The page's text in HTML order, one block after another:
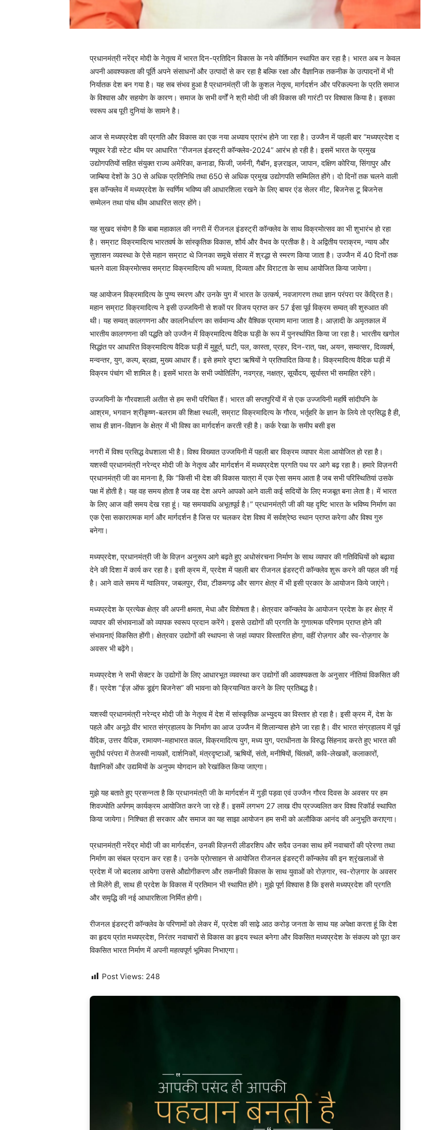
प्रधानमंत्री नरेंद्र मोदी के नेतृत्व में भारत दिन-प्रतिदिन विकास के नये कीर्तिमान स्थापित कर रहा है। भारत अब न केवल
अपनी आवश्यकता की पूर्ति अपने संसाधनों और उत्पादों से कर रहा है बल्कि रक्षा और वैज्ञानिक तकनीक के उत्पादनों में भी
निर्यातक देश बन गया है। यह सब संभव हुआ है प्रधानमंत्री जी के कुशल नेतृत्व, मार्गदर्शन और परिकल्पना के प्रति समाज
के विश्वास और सहयोग के कारण। समाज के सभी वर्गों ने श्री मोदी जी की विकास की गारंटी पर विश्वास किया है। इसका
स्वरूप अब पूरी दुनियां के सामने है।
आज से मध्यप्रदेश की प्रगति और विकास का एक नया अध्याय प्रारंभ होने जा रहा है। उज्जैन में पहली बार “मध्यप्रदेश द
फ्यूचर रेडी स्टेट थीम पर आधारित “रीजनल इंडस्ट्री कॉन्क्लेव-2024” आरंभ हो रही है। इसमें भारत के प्रमुख
उद्योगपतियों सहित संयुक्त राज्य अमेरिका, कनाडा, फिजी, जर्मनी, गैबॉन, इज़राइल, जापान, दक्षिण कोरिया, सिंगापुर और
जाम्बिया देशों के 30 से अधिक प्रतिनिधि तथा 650 से अधिक प्रमुख उद्योगपति सम्मिलित होंगे। दो दिनों तक चलने वाली
इस कॉन्क्लेव में मध्यप्रदेश के स्वर्णिम भविष्य की आधारशिला रखने के लिए बायर एंड सेलर मीट, बिजनेस टू बिजनेस
सम्मेलन तथा पांच थीम आधारित सत्र होंगे।
यह सुखद संयोग है कि बाबा महाकाल की नगरी में रीजनल इंडस्ट्री कॉन्क्लेव के साथ विक्रमोत्सव का भी शुभारंभ हो रहा
है। सम्राट विक्रमादित्य भारतवर्ष के सांस्कृतिक विकास, शौर्य और वैभव के प्रतीक है। वे अद्वितीय पराक्रम, न्याय और
सुशासन व्यवस्था के ऐसे महान सम्राट थे जिनका समूचे संसार में श्रद्धा से स्मरण किया जाता है। उज्जैन में 40 दिनों तक
चलने वाला विक्रमोत्सव सम्राट विक्रमादित्य की भव्यता, दिव्यता और विराटता के साथ आयोजित किया जायेगा।
यह आयोजन विक्रमादित्य के पुण्य स्मरण और उनके युग में भारत के उत्कर्ष, नवजागरण तथा ज्ञान परंपरा पर केंद्रित है।
महान सम्राट विक्रमादित्य ने इसी उज्जयिनी से शकों पर विजय प्राप्त कर 57 ईसा पूर्व विक्रम सम्वत् की शुरुआत की
थी। यह सम्वत् कालगणना और कालनिर्धारण का सर्वमान्य और वैश्विक प्रमाण माना जाता है। आज़ादी के अमृतकाल में
भारतीय कालगणना की पद्धति को उज्जैन में विक्रमादित्य वैदिक घड़ी के रूप में पुनर्स्थापित किया जा रहा है। भारतीय खगोल
सिद्धांत पर आधारित विक्रमादित्य वैदिक घड़ी में मुहूर्त, घटी, पल, कास्ता, प्रहर, दिन-रात, पक्ष, अयन, सम्वत्सर, दिव्यवर्ष,
मन्वन्तर, युग, कल्प, ब्रह्मा, मुख्य आधार हैं। इसे हमारे दृष्टा ऋषियों ने प्रतिपादित किया है। विक्रमादित्य वैदिक घड़ी में
विक्रम पंचांग भी शामिल है। इसमें भारत के सभी ज्योतिर्लिंग, नवग्रह, नक्षत्र, सूर्योदय, सूर्यास्त भी समाहित रहेंगे।
उज्जयिनी के गौरवशाली अतीत से हम सभी परिचित हैं। भारत की सप्तपुरियों में से एक उज्जयिनी महर्षि सांदीपनि के
आश्रम, भगवान श्रीकृष्ण-बलराम की शिक्षा स्थली, सम्राट विक्रमादित्य के गौरव, भर्तृहरि के ज्ञान के लिये तो प्रसिद्ध है ही,
साथ ही ज्ञान-विज्ञान के क्षेत्र में भी विश्व का मार्गदर्शन करती रही है। कर्क रेखा के समीप बसी इस
नगरी में विश्व प्रसिद्ध वेधशाला भी है। विश्व विख्यात उज्जयिनी में पहली बार विक्रम व्यापार मेला आयोजित हो रहा है।
यशस्वी प्रधानमंत्री नरेन्द्र मोदी जी के नेतृत्व और मार्गदर्शन में मध्यप्रदेश प्रगति पथ पर आगे बढ़ रहा है। हमारे विज़नरी
प्रधानमंत्री जी का मानना है, कि “किसी भी देश की विकास यात्रा में एक ऐसा समय आता है जब सभी परिस्थितियां उसके
पक्ष में होती है। यह वह समय होता है जब वह देश अपने आपको आने वाली कई सदियों के लिए मजबूत बना लेता है। में भारत
के लिए आज वही समय देख रहा हूं। यह समयावधि अभूतपूर्व है।” प्रधानमंत्री जी की यह दृष्टि भारत के भविष्य निर्माण का
एक ऐसा सकारात्मक मार्ग और मार्गदर्शन है जिस पर चलकर देश विश्व में सर्वश्रेष्ठ स्थान प्राप्त करेगा और विश्व गुरु
बनेगा।
मध्यप्रदेश, प्रधानमंत्री जी के विज़न अनुरूप आगे बढ़ते हुए अधोसंरचना निर्माण के साथ व्यापार की गतिविधियों को बढ़ावा
देने की दिशा में कार्य कर रहा है। इसी क्रम में, प्रदेश में पहली बार रीजनल इंडस्ट्री कॉन्क्लेव शुरू करने की पहल की गई
है। आने वाले समय में ग्वालियर, जबलपुर, रीवा, टीकमगढ़ और सागर क्षेत्र में भी इसी प्रकार के आयोजन किये जाएंगे।
मध्यप्रदेश के प्रत्येक क्षेत्र की अपनी क्षमता, मेधा और विशेषता है। क्षेत्रवार कॉन्क्लेव के आयोजन प्रदेश के हर क्षेत्र में
व्यापार की संभावनाओं को व्यापक स्वरूप प्रदान करेंगे। इससे उद्योगों की प्रगति के गुणात्मक परिणाम प्राप्त होने की
संभावनाएं विकसित होंगी। क्षेत्रवार उद्योगों की स्थापना से जहां व्यापार विस्तारित होगा, वहीं रोज़गार और स्व-रोज़गार के
अवसर भी बढ़ेंगे।
मध्यप्रदेश ने सभी सेक्टर के उद्योगों के लिए आधारभूत व्यवस्था कर उद्योगों की आवश्यकता के अनुसार नीतियां विकसित की
हैं। प्रदेश “ईज़ ऑफ डूइंग बिजनेस” की भावना को क्रियान्वित करने के लिए प्रतिबद्ध है।
यशस्वी प्रधानमंत्री नरेन्द्र मोदी जी के नेतृत्व में देश में सांस्कृतिक अभ्युदय का विस्तार हो रहा है। इसी क्रम में, देश के
पहले और अनूठे वीर भारत संग्रहालय के निर्माण का आज उज्जैन में शिलान्यास होने जा रहा है। वीर भारत संग्रहालय में पूर्व
वैदिक, उत्तर वैदिक, रामायण-महाभारत काल, विक्रमादित्य युग, मध्य युग, पराधीनता के विरुद्ध सिंहनाद करते हुए भारत की
सुदीर्घ परंपरा में तेजस्वी नायकों, दार्शनिकों, मंत्रदृष्टाओं, ऋषियों, संतो, मनीषियों, चिंतकों, कवि-लेखकों, कलाकारों,
वैज्ञानिकों और उद्यमियों के अनुपम योगदान को रेखांकित किया जाएगा।
मुझे यह बताते हुए प्रसन्नता है कि प्रधानमंत्री जी के मार्गदर्शन में गुड़ी पड़वा एवं उज्जैन गौरव दिवस के अवसर पर हम
शिवज्योति अर्पणम् कार्यक्रम आयोजित करने जा रहे हैं। इसमें लगभग 27 लाख दीप प्रज्ज्वलित कर विश्व रिकॉर्ड स्थापित
किया जायेगा। निश्चित ही सरकार और समाज का यह साझा आयोजन हम सभी को अलौकिक आनंद की अनुभूति कराएगा।
प्रधानमंत्री नरेंद्र मोदी जी का मार्गदर्शन, उनकी विज़नरी लीडरशिप और सदैव उनका साथ हमें नवाचारों की प्रेरणा तथा
निर्माण का संबल प्रदान कर रहा है। उनके प्रोत्साहन से आयोजित रीजनल इंडस्ट्री कॉन्क्लेव की इन श्रृंखलाओं से
प्रदेश में जो बदलाव आयेगा उससे औद्योगीकरण और तकनीकी विकास के साथ युवाओं को रोज़गार, स्व-रोज़गार के अवसर
तो मिलेंगे ही, साथ ही प्रदेश के विकास में प्रतिमान भी स्थापित होंगे। मुझे पूर्ण विश्वास है कि इससे मध्यप्रदेश की प्रगति
और समृद्धि की नई आधारशिला निर्मित होगी।
रीजनल इंडस्ट्री कॉन्क्लेव के परिणामों को लेकर में, प्रदेश की साढ़े आठ करोड़ जनता के साथ यह अपेक्षा करता हूं कि देश
का हृदय प्रांत मध्यप्रदेश, निरंतर नवाचारों से विकास का हृदय स्थल बनेगा और विकसित मध्यप्रदेश के संकल्प को पूरा कर
विकसित भारत निर्माण में अपनी महत्वपूर्ण भूमिका निभाएगा।
Post Views: 248